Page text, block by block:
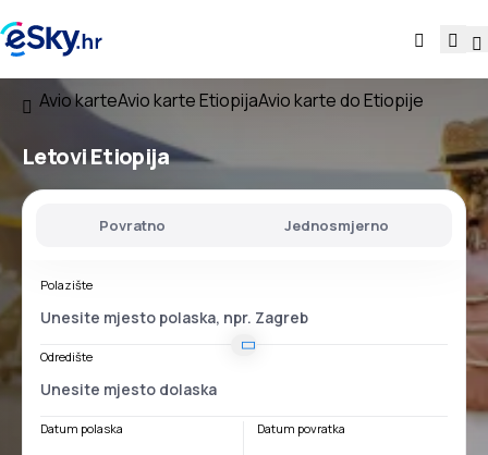
Avio karteAvio karte EtiopijaAvio karte do Etiopije
LetoviEtiopija
Povratno Jednosmjerno
Polazište
Odredište
Datum polaska Datum povratka